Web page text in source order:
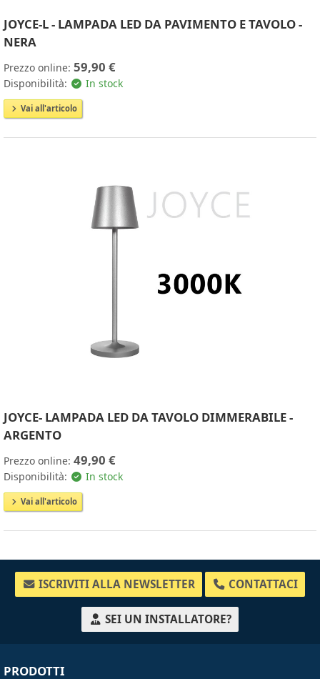
JOYCE-L - LAMPADA LED DA PAVIMENTO E TAVOLO -
NERA
Prezzo online: 59,90 €
Disponibilità: In stock
Vai all'articolo
JOYCE- LAMPADA LED DA TAVOLO DIMMERABILE -
ARGENTO
Prezzo online: 49,90 €
Disponibilità: In stock
Vai all'articolo
ISCRIVITI ALLA NEWSLETTER CONTATTACI
SEI UN INSTALLATORE?
PRODOTTI